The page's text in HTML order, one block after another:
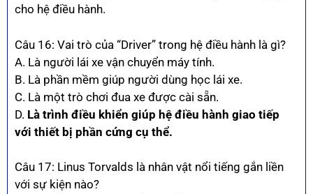
cho hệ điều hành.
Câu 16: Vai trò của “Driver” trong hệ điều hành là gì?
A. Là người lái xe vận chuyển máy tính.
B. Là phần mềm giúp người dùng học lái xe.
C. Là một trò chơi đua xe được cài sẵn.
D. Là trình điều khiển giúp hệ điều hành giao tiếp
với thiết bị phần cứng cụ thể.
Câu 17: Linus Torvalds là nhân vật nổi tiếng gắn liền
với sự kiện nào?